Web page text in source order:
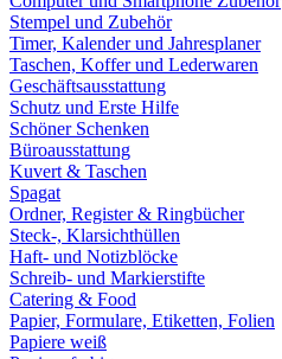
Stempel und Zubehör
Timer, Kalender und Jahresplaner
Taschen, Koffer und Lederwaren
Geschäftsausstattung
Schutz und Erste Hilfe
Schöner Schenken
Büroausstattung
Kuvert & Taschen
Spagat
Ordner, Register & Ringbücher
Steck-, Klarsichthüllen
Haft- und Notizblöcke
Schreib- und Markierstifte
Catering & Food
Papier, Formulare, Etiketten, Folien
Papiere weiß